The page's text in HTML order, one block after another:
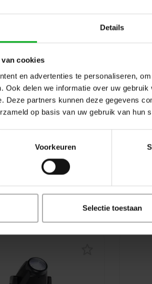
Details
cookies
en advertenties te personaliseren,
Ook delen we informatie over uw
Deze partners kunnen deze gegevens
op basis van uw gebruik van hun
Voorkeuren
Selectie toestaan